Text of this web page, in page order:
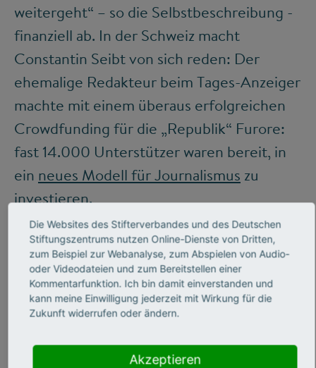
weitergeht“ – so die Selbstbeschreibung -
finanziell ab. In der Schweiz macht
Constantin Seibt von sich reden: Der
ehemalige Redakteur beim Tages-Anzeiger
machte mit einem überaus erfolgreichen
Crowdfunding für die „Republik“ Furore:
fast 14.000 Unterstützer waren bereit, in
ein neues Modell für Journalismus zu
investieren.
Doch auch außerhalb unmittelbar
journalistischer Kreise sorgt man sich über
die Erosionen im Journalismus. Ein auf
Initiative der VolkswagenStiftung und des
Bundesverbandes Deutscher Stiftungen
Die Websites des Stifterverbandes und des Deutschen
Stiftungszentrums nutzen Online-Dienste von Dritten,
zum Beispiel zur Webanalyse, zum Abspielen von Audio-
oder Videodateien und zum Bereitstellen einer
Kommentarfunktion. Ich bin damit einverstanden und
kann meine Einwilligung jederzeit mit Wirkung für die
Zukunft widerrufen oder ändern.
Akzeptieren